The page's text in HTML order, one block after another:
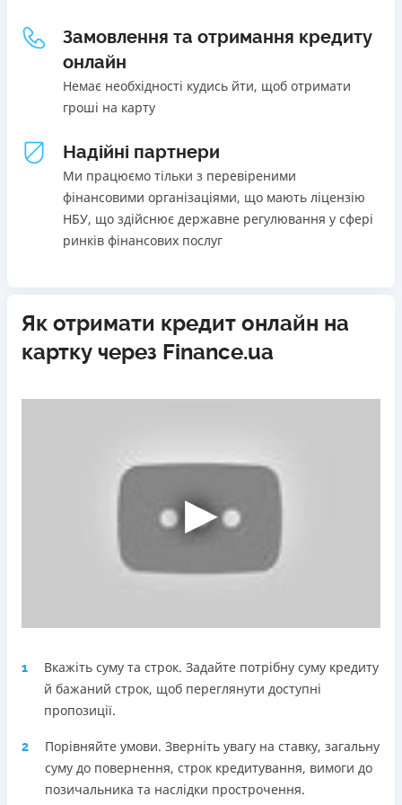
Погашення
В касах і терміналах відділень
Онлайн (через сайт або інтернет-банкінг)
Через термінали самообслуговування
Через термінали Приватбанку
Ліцензія НБУ
Ліцензія переоформлена 27.03.2024 р.
Вся інформація про кредит
ОТРИМАТИ ПОЗИКУ
Щомісячна комісія
від 0%
Переваги
Акція: ставка 0,01% на перший платіж за умови
Швидкий онлайн кредит на банківську картку без
застави та поручителів;
Процес повністю автоматизований і займає до 5
хвилин;
Видача коштів відбувається цілодобово по всій
Недоліки
Нема програми лояльності для постійних клієнтів
Нема кредиту для юросіб (ФОП)
Telegram, Facebook
Онлайн (через сайт або інтернет-банкінг)
Через термінали Приватбанку
Через термінали самообслуговування
Ліцензія переоформлена 18.03.2024 р.
Замовлення та отримання кредиту
онлайн
Немає необхідності кудись йти, щоб отримати
гроші на карту
Надійні партнери
Ми працюємо тільки з перевіреними
фінансовими організаціями, що мають ліцензію
НБУ, що здійснює державне регулювання у сфері
ринків фінансових послуг
Як отримати кредит онлайн на
картку через Finance.ua
1
Вкажіть суму та строк. Задайте потрібну суму кредиту
й бажаний строк, щоб переглянути доступні
пропозиції.
2
Порівняйте умови. Зверніть увагу на ставку, загальну
суму до повернення, строк кредитування, вимоги до
позичальника та наслідки прострочення.